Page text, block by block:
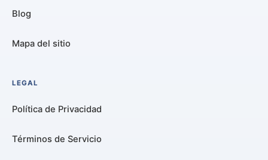
Blog
Mapa del sitio
LEGAL
Política de Privacidad
Términos de Servicio